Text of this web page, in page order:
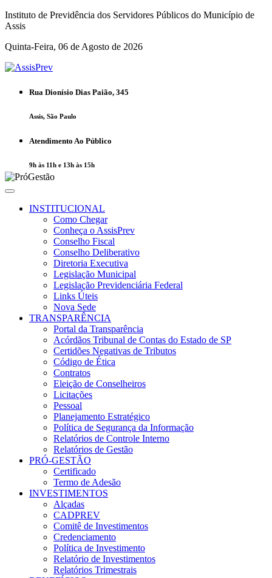
Instituto de Previdência dos Servidores Públicos do Município de
Assis
Quinta-Feira, 06 de Agosto de 2026
Rua Dionísio Dias Paião, 345
Assis, São Paulo
Atendimento Ao Público
9h às 11h e 13h às 15h
INSTITUCIONAL
Como Chegar
Conheça o AssisPrev
Conselho Fiscal
Conselho Deliberativo
Diretoria Executiva
Legislação Municipal
Legislação Previdenciária Federal
Links Úteis
Nova Sede
TRANSPARÊNCIA
Portal da Transparência
Acórdãos Tribunal de Contas do Estado de SP
Certidões Negativas de Tributos
Código de Ética
Contratos
Eleição de Conselheiros
Licitações
Pessoal
Planejamento Estratégico
Política de Segurança da Informação
Relatórios de Controle Interno
Relatórios de Gestão
PRÓ-GESTÃO
Certificado
Termo de Adesão
INVESTIMENTOS
Alçadas
CADPREV
Comitê de Investimentos
Credenciamento
Política de Investimento
Relatório de Investimentos
Relatórios Trimestrais